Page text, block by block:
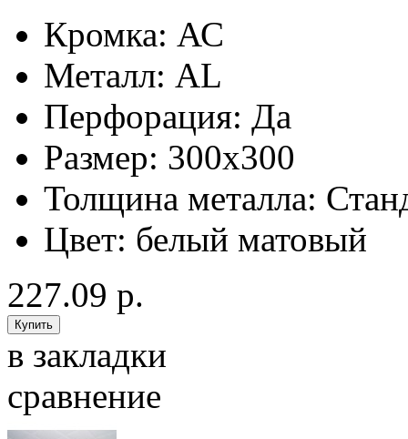
Кромка: АС
Металл: AL
Перфорация: Да
Размер: 300x300
Толщина металла:
Цвет: белый матовый
227.09 р.
в закладки
сравнение